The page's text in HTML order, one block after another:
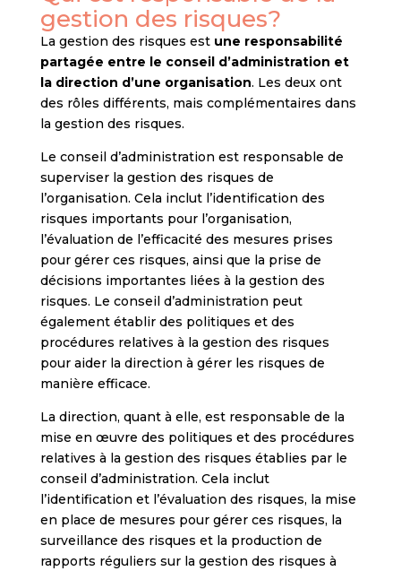
gestion des risques?
La gestion des risques est une responsabilité
partagée entre le conseil d’administration et
la direction d’une organisation. Les deux ont
des rôles différents, mais complémentaires dans
la gestion des risques.
Le conseil d’administration est responsable de
superviser la gestion des risques de
l’organisation. Cela inclut l’identification des
risques importants pour l’organisation,
l’évaluation de l’efficacité des mesures prises
pour gérer ces risques, ainsi que la prise de
décisions importantes liées à la gestion des
risques. Le conseil d’administration peut
également établir des politiques et des
procédures relatives à la gestion des risques
pour aider la direction à gérer les risques de
manière efficace.
La direction, quant à elle, est responsable de la
mise en œuvre des politiques et des procédures
relatives à la gestion des risques établies par le
conseil d’administration. Cela inclut
l’identification et l’évaluation des risques, la mise
en place de mesures pour gérer ces risques, la
surveillance des risques et la production de
rapports réguliers sur la gestion des risques à